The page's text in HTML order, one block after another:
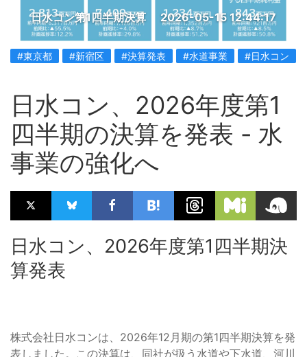
日水コン第1四半期決算 2026-05-15 12:44:17
#東京都 #新宿区 #決算発表 #水道事業 #日水コン
日水コン、2026年度第1
四半期の決算を発表 - 水
事業の強化へ
日水コン、2026年度第1四半期決
算発表
株式会社日水コンは、2026年12月期の第1四半期決算を発
表しました。この決算は、同社が扱う水道や下水道、河川